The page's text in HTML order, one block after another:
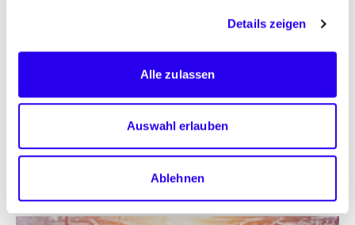
Details zeigen
Alle zulassen
Auswahl erlauben
Ablehnen
befragt wurden 1.002 Personen der
deutschsprachigen Bevölkerung in
Privathaushalten ab 18 Jahren.
Lesen Sie mehr:Link zu Grafiken und
Informationen der Umfrage
Mehr zum Thema